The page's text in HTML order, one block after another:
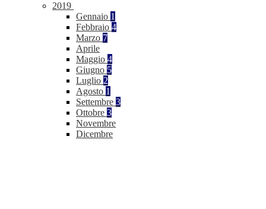
2019
Gennaio 1
Febbraio 4
Marzo 7
Aprile
Maggio 4
Giugno 5
Luglio 2
Agosto 1
Settembre 3
Ottobre 3
Novembre
Dicembre